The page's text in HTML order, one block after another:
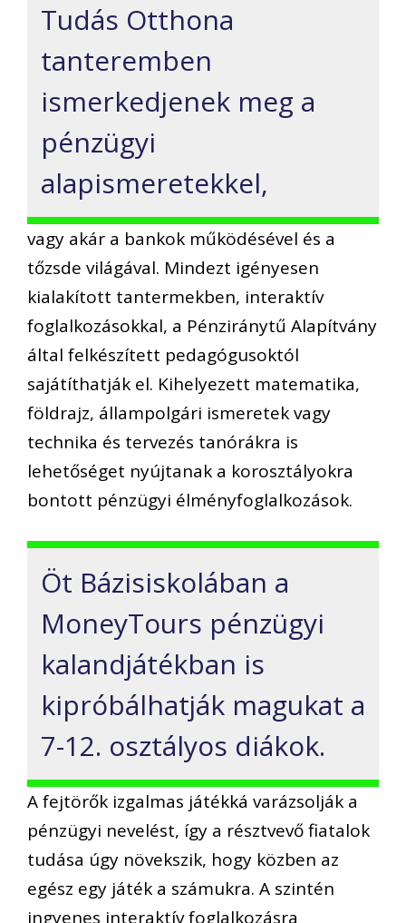
Tudás Otthona
tanteremben
ismerkedjenek meg a
pénzügyi
alapismeretekkel,
vagy akár a bankok működésével és a
tőzsde világával. Mindezt igényesen
kialakított tantermekben, interaktív
foglalkozásokkal, a Pénziránytű Alapítvány
által felkészített pedagógusoktól
sajátíthatják el. Kihelyezett matematika,
földrajz, állampolgári ismeretek vagy
technika és tervezés tanórákra is
lehetőséget nyújtanak a korosztályokra
bontott pénzügyi élményfoglalkozások.
Öt Bázisiskolában a
MoneyTours pénzügyi
kalandjátékban is
kipróbálhatják magukat a
7-12. osztályos diákok.
A fejtörők izgalmas játékká varázsolják a
pénzügyi nevelést, így a résztvevő fiatalok
tudása úgy növekszik, hogy közben az
egész egy játék a számukra. A szintén
ingyenes interaktív foglalkozásra